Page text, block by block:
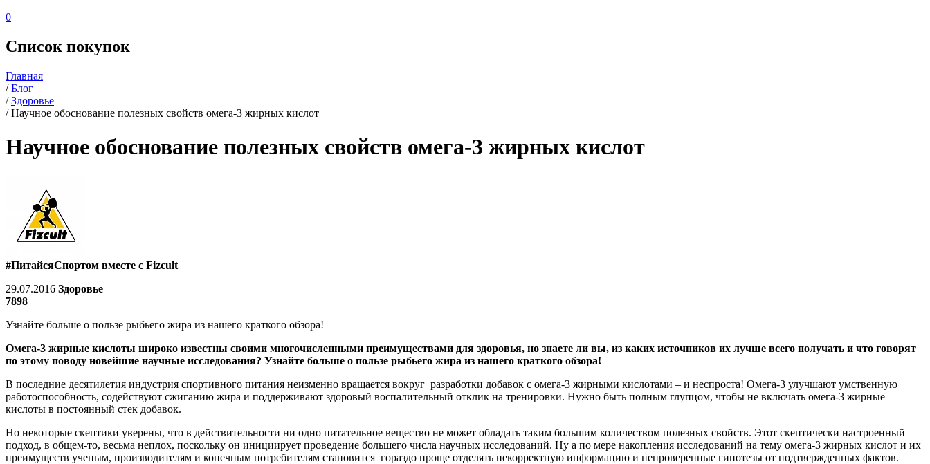
0
Список покупок
Главная
/ Блог
/ Здоровье
/ Научное обоснование полезных свойств омега-3 жирных кислот
Научное обоснование полезных свойств омега-3 жирных кислот
#ПитайсяСпортом вместе с Fizcult
29.07.2016 Здоровье
7898
Узнайте больше о пользе рыбьего жира из нашего краткого обзора!
Омега-3 жирные кислоты широко известны своими многочисленными преимуществами для здоровья, но знаете ли вы, из каких источников их лучше всего получать и что говорят
по этому поводу новейшие научные исследования? Узнайте больше о пользе рыбьего жира из нашего краткого обзора!
В последние десятилетия индустрия спортивного питания неизменно вращается вокруг разработки добавок с омега-3 жирными кислотами – и неспроста! Омега-3 улучшают умственную
работоспособность, содействуют сжиганию жира и поддерживают здоровый воспалительный отклик на тренировки. Нужно быть полным глупцом, чтобы не включать омега-3 жирные
кислоты в постоянный стек добавок.
Но некоторые скептики уверены, что в действительности ни одно питательное вещество не может обладать таким большим количеством полезных свойств. Этот скептически настроенный
подход, в общем-то, весьма неплох, поскольку он инициирует проведение большего числа научных исследований. Ну а по мере накопления исследований на тему омега-3 жирных кислот и их
преимуществ ученым, производителям и конечным потребителям становится гораздо проще отделять некорректную информацию и непроверенные гипотезы от подтвержденных фактов.